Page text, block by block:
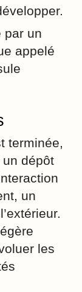
par un
appelé
terminée,
dépôt
un
les